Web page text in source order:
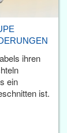
ihren
ein
ist.